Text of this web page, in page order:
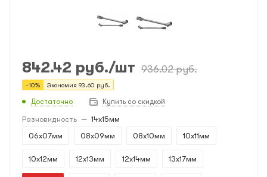
842.42 руб./шт 936.02руб.
-10% Экономия 93.60 руб.
Достаточно Купить со скидкой
Разновидность — 14x15мм
06x07мм
08x09мм 08x10мм 10x11мм
10x12мм 12x13мм 12x14мм 13x17мм